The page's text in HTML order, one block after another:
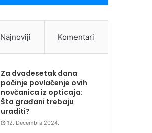
Najnoviji Komentari
Za dvadesetak dana
počinje povlačenje ovih
novčanica iz opticaja:
Šta građani trebaju
uraditi?
12. Decembra 2024.